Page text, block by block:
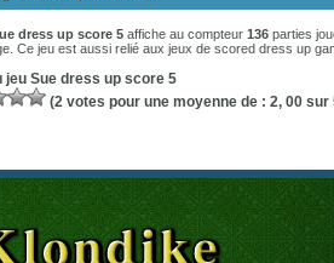
dress up score 5 affiche au compteur 136 parties
. Ce jeu est aussi relié aux jeux de scored dress up
jeu Sue dress up score 5
(2 votes pour une moyenne de : 2, 00 sur